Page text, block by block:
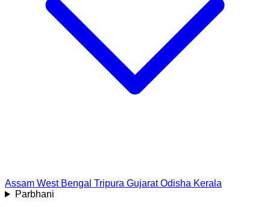
Assam West Bengal Tripura Gujarat Odisha Kerala
Parbhani